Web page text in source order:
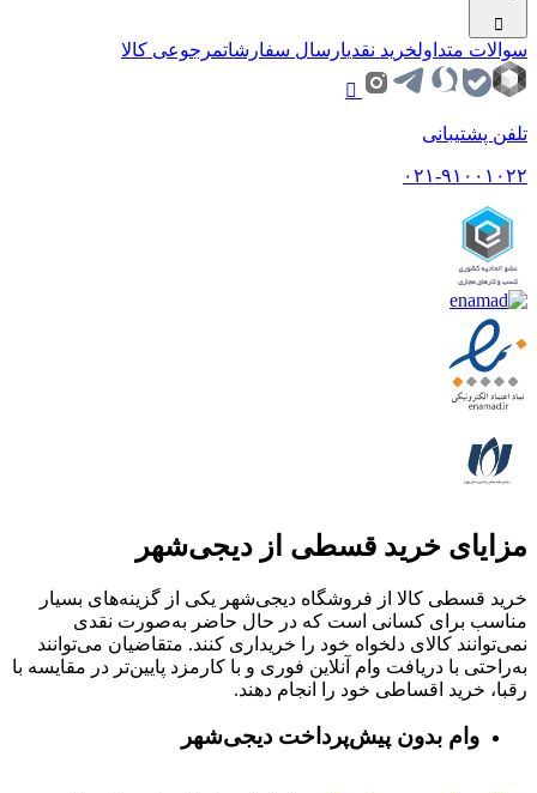
سوالات متداولخرید نقدیارسال سفارشاتمرجوعی کالا
تلفن پشتیبانی
۰۲۱-۹۱۰۰۱۰۲۲
مزایای خرید قسطی از دیجی‌شهر
خرید قسطی کالا از فروشگاه دیجی‌شهر یکی از گزینه‌های بسیار
مناسب برای کسانی است که در حال حاضر به‌صورت نقدی
نمی‌توانند کالای دلخواه خود را خریداری کنند. متقاضیان می‌توانند
به‌راحتی با دریافت وام آنلاین فوری و با کارمزد پایین‌تر در مقایسه با
رقبا، خرید اقساطی خود را انجام دهند.
وام بدون پیش‌پرداخت‌ دیجی‌شهر